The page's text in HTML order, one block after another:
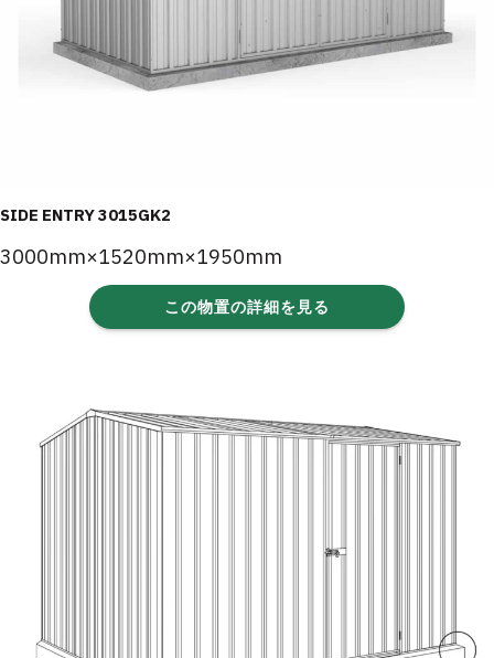
SIDE ENTRY 3015GK2
3000mm×1520mm×1950mm
この物置の詳細を見る